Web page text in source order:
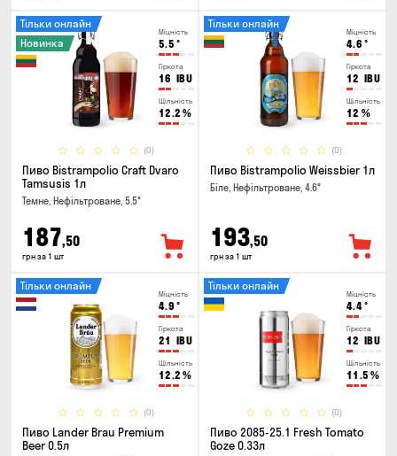
Міцність
5.5 °
Гіркота
16 IBU
Щільність
12.2 %
(0)
Тільки онлайн
Новинка
Пиво Bistrampolio Craft Dvaro
Tamsusis 1л
Темне, Нефільтроване, 5.5°
187,50
грн за 1 шт
Міцність
4.6 °
Гіркота
12 IBU
Щільність
12 %
(0)
Тільки онлайн
Пиво Bistrampolio Weissbier 1л
Біле, Нефільтроване, 4.6°
193,50
грн за 1 шт
Міцність
4.9 °
Гіркота
21 IBU
Щільність
12.2 %
(0)
Тільки онлайн
Пиво Lander Brau Premium
Beer 0.5л
Міцність
4.4°
Гіркота
12 IBU
Щільність
11.5 %
(0)
Тільки онлайн
Пиво 2085-25.1 Fresh Tomato
Goze 0.33л